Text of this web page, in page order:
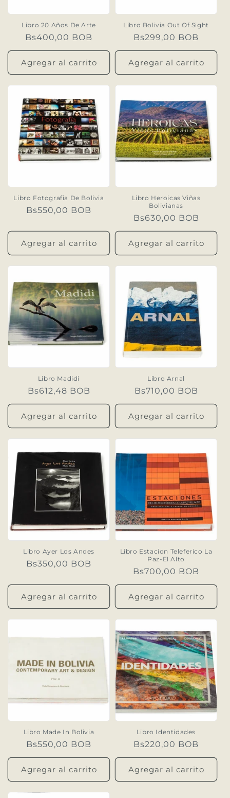
Libro 20 Años De Arte
Precio
habitual
Bs400,00 BOB
Agregar al carrito
Libro Bolivia Out Of Sight
Precio
habitual
Bs299,00 BOB
Agregar al carrito
Libro Fotografia De Bolivia
Precio
Bs550,00 BOB
Agregar al carrito
Libro Heroicas Viñas
Bolivianas
Precio
habitual
Bs630,00 BOB
Agregar al carrito
Libro Madidi
Precio
habitual
Bs612,48 BOB
Agregar al carrito
Libro Arnal
Precio
habitual
Bs710,00 BOB
Agregar al carrito
Libro Ayer Los Andes
Precio
Bs350,00 BOB
Agregar al carrito
Libro Estacion Teleferico La
Paz-El Alto
Precio
habitual
Bs700,00 BOB
Agregar al carrito
Libro Made In Bolivia
Precio
habitual
Bs550,00 BOB
Agregar al carrito
Libro Identidades
Precio
habitual
Bs220,00 BOB
Agregar al carrito